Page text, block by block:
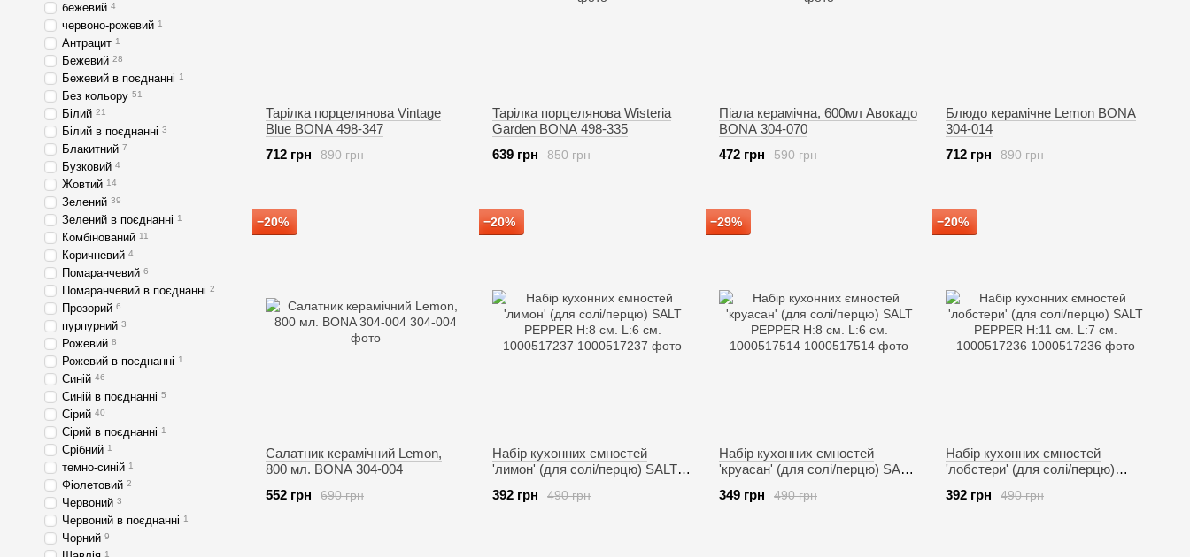
Тарілка порцелянова Vintage
Blue BONA 498-347
890 грн
712 грн
Тарілка порцелянова Wisteria
Garden BONA 498-335
850 грн
639 грн
Піала керамічна, 600мл Авокадо
BONA 304-070
590 грн
472 грн
Блюдо керамічне Lemon BONA
304-014
890 грн
712 грн
−20%
Салатник керамічний Lemon,
800 мл. BONA 304-004
690 грн
552 грн
−20%
Набір кухонних ємностей
'лимон' (для солі/перцю) SALT
1000517237490 грн
392 грн
−29%
Набір кухонних ємностей
'круасан' (для солі/перцю) SALT
1000517514490 грн
349 грн
−20%
Набір кухонних ємностей
'лобстери' (для солі/перцю)
1000517236490 грн
392 грн
бежевий 4
червоно-рожевий 1
Антрацит 1
Бежевий 28
Бежевий в поєднанні 1
Без кольору 51
Білий 21
Білий в поєднанні 3
Блакитний 7
Бузковий 4
Жовтий 14
Зелений 39
Зелений в поєднанні 1
Комбінований 11
Коричневий 4
Помаранчевий 6
Помаранчевий в поєднанні 2
Прозорий 6
пурпурний 3
Рожевий 8
Рожевий в поєднанні 1
Синій 46
Синій в поєднанні 5
Сірий 40
Сірий в поєднанні 1
Срібний 1
темно-синій 1
Фіолетовий 2
Червоний 3
Червоний в поєднанні 1
Чорний 9
1